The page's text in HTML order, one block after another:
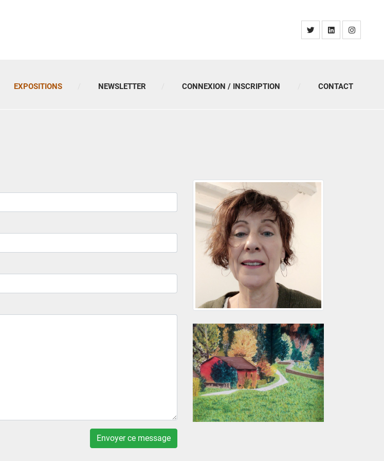
EXPOSITIONS NEWSLETTER CONNEXION / INSCRIPTION CONTACT